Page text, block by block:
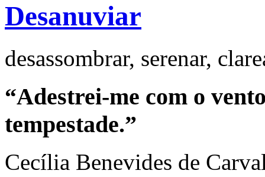
Desanuviar
desassombrar, serenar,
“Adestrei-me com o
tempestade.”
Cecília Benevides de